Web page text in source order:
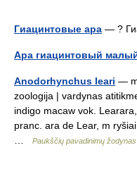
Гиацинтовые ара — ?
Ара гиацинтовый
Anodorhynchus leari —
zoologija | vardynas
indigo macaw vok.
pranc. ara de Lear, m
Paukščių pavadinimų žodynas